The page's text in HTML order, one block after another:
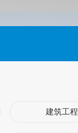
建筑工程